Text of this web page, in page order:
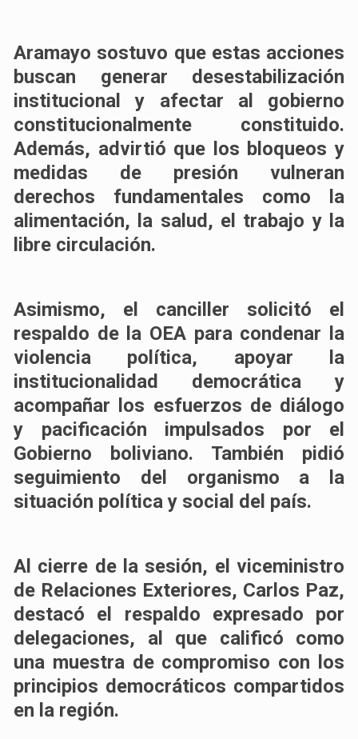
Aramayo sostuvo que estas acciones
buscan generar desestabilización
institucional y afectar al gobierno
constitucionalmente constituido.
Además, advirtió que los bloqueos y
medidas de presión vulneran
derechos fundamentales como la
alimentación, la salud, el trabajo y la
libre circulación.
Asimismo, el canciller solicitó el
respaldo de la OEA para condenar la
violencia política, apoyar la
institucionalidad democrática y
acompañar los esfuerzos de diálogo
y pacificación impulsados por el
Gobierno boliviano. También pidió
seguimiento del organismo a la
situación política y social del país.
Al cierre de la sesión, el viceministro
de Relaciones Exteriores, Carlos Paz,
destacó el respaldo expresado por
delegaciones, al que calificó como
una muestra de compromiso con los
principios democráticos compartidos
en la región.